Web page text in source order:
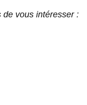
de vous intéresser :